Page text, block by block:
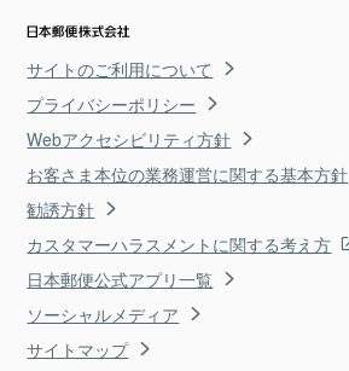
サイトのご利用について
プライバシーポリシー
Webアクセシビリティ方針
お客さま本位の業務運営に関する基本方針
勧誘方針
カスタマーハラスメントに関する考え方
日本郵便公式アプリ一覧
ソーシャルメディア
サイトマップ